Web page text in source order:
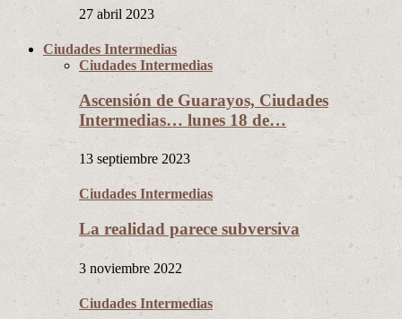
27 abril 2023
Ciudades Intermedias
Ciudades Intermedias
Ascensión de Guarayos, Ciudades
Intermedias… lunes 18 de…
13 septiembre 2023
Ciudades Intermedias
La realidad parece subversiva
3 noviembre 2022
Ciudades Intermedias